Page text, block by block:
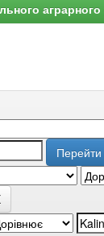
аграрного